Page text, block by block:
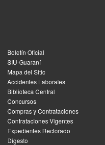
Boletín Oficial
SIU-Guaraní
Mapa del Sitio
Accidentes Laborales
Biblioteca Central
Concursos
Compras y Contrataciones
Contrataciones Vigentes
Expedientes Rectorado
Digesto